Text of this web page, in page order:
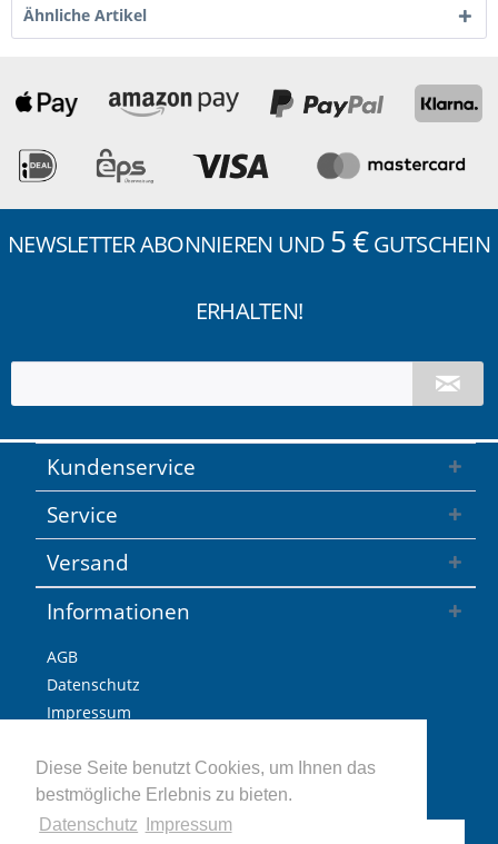
Diese Seite benutzt Cookies, um Ihnen das
bestmögliche Erlebnis zu bieten.
Datenschutz
Impressum
Ähnliche Artikel
NEWSLETTER ABONNIEREN UND 5 €GUTSCHEIN
ERHALTEN!
Kundenservice
Service
Informationen
AGB
Datenschutz
Impressum
Widerrufsbelehrung
Retoure
Vertrag widerrufen
Versand